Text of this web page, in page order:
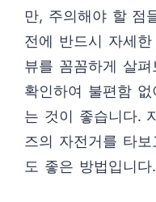
만, 주의해야 할 점
전에 반드시 자세
뷰를 꼼꼼하게 살
확인하여 불편함
는 것이 좋습니다.
즈의 자전거를 타
도 좋은 방법입니다.